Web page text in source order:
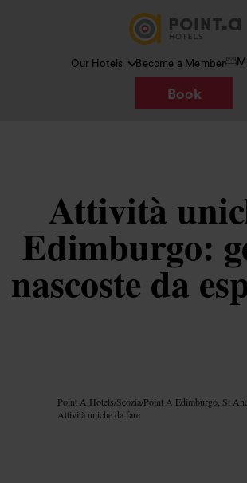
Our Hotels Become a Member
Book
Attività
Edimburgo:
nascoste da
Point A Hotels/Scozia/Point A Edimburgo, St
Attività uniche da fare